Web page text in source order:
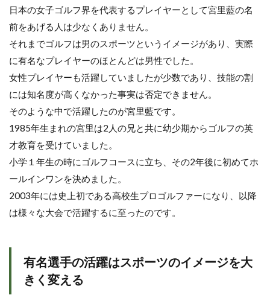
レ
イ
ヤ
ー
の
生
に
が
る
2
黄
世
代
呼
ほ
ど
活
日本の女子ゴルフ界を代表するプレイヤーとして宮里藍の名
前をあげる人は少なくありません。
それまでゴルフは男のスポーツというイメージがあり、実際
に有名なプレイヤーのほとんどは男性でした。
女性プレイヤーも活躍していましたが少数であり、技能の割
には知名度が高くなかった事実は否定できません。
そのような中で活躍したのが宮里藍です。
1985年生まれの宮里は2人の兄と共に幼少期からゴルフの英
才教育を受けていました。
小学１年生の時にゴルフコースに立ち、その2年後に初めてホ
ールインワンを決めました。
2003年には史上初である高校生プロゴルファーになり、以降
は様々な大会で活躍するに至ったのです。
有名選手の活躍はスポーツのイメージを大
きく変える